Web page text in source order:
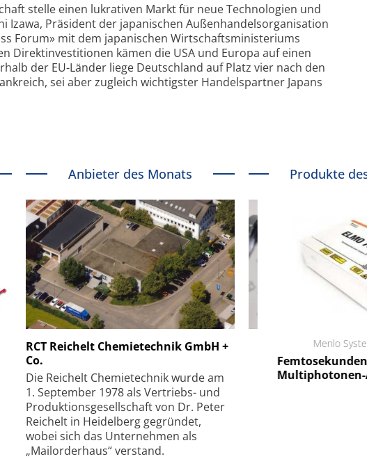
stelle einen lukrativen Markt für neue Technologien und
Izawa, Präsident der japanischen Außenhandelsorganisation
Forum» mit dem japanischen Wirtschaftsministeriums
Direktinvestitionen kämen die USA und Europa auf einen
der EU-Länder liege Deutschland auf Platz vier nach den
sei aber zugleich wichtigster Handelspartner Japans
Anbieter des Monats
RCT Reichelt Chemietechnik GmbH +
Co.
Die Reichelt Chemietechnik wurde am
1. September 1978 als Vertriebs- und
Produktionsgesellschaft von Dr. Peter
Reichelt in Heidelberg gegründet,
wobei sich das Unternehmen als
„Mailorderhaus“ verstand.
Produkte
SmarAct GmbH
kleinstem Raum
Menlo
Multiphotonen-